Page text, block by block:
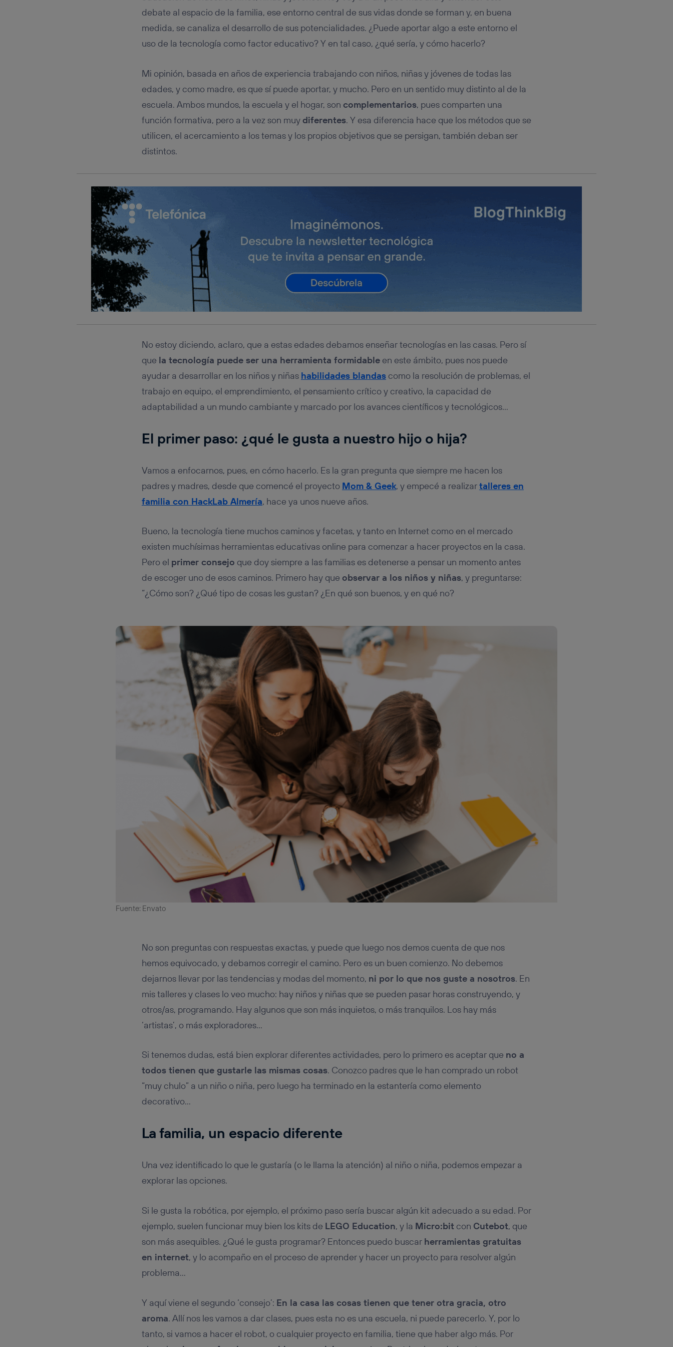
debate al espacio de la familia, ese entorno central de sus vidas donde se forman y, en buena
medida, se canaliza el desarrollo de sus potencialidades. ¿Puede aportar algo a este entorno el
uso de la tecnología como factor educativo? Y en tal caso, ¿qué sería, y cómo hacerlo?
Mi opinión, basada en años de experiencia trabajando con niños, niñas y jóvenes de todas las
edades, y como madre, es que sí puede aportar, y mucho. Pero en un sentido muy distinto al de la
escuela. Ambos mundos, la escuela y el hogar, son complementarios, pues comparten una
función formativa, pero a la vez son muydiferentes. Y esa diferencia hace que los métodos que se
utilicen, el acercamiento a los temas y los propios objetivos que se persigan, también deban ser
distintos.
No estoy diciendo, aclaro, que a estas edades debamos enseñar tecnologías en las casas. Pero sí
que la tecnología puede ser una herramienta formidableen este ámbito, pues nos puede
ayudar a desarrollar en los niños y niñas habilidades blandascomo la resolución de problemas, el
trabajo en equipo, el emprendimiento, el pensamiento crítico y creativo, la capacidad de
adaptabilidad a un mundo cambiante y marcado por los avances científicos y tecnológicos…
El primer paso: ¿qué le gusta a nuestro hijo o hija?
Vamos a enfocarnos, pues, en cómo hacerlo. Es la gran pregunta que siempre me hacen los
padres y madres, desde que comencé el proyecto Mom & Geek, y empecé a realizartalleres en
familia con HackLab Almería, hace ya unos nueve años.
Bueno, la tecnología tiene muchos caminos y facetas, y tanto en Internet como en el mercado
existen muchísimas herramientas educativas online para comenzar a hacer proyectos en la casa.
Pero el primer consejo que doy siempre a las familias es detenerse a pensar un momento antes
de escoger uno de esos caminos. Primero hay que observar a los niños y niñas, y preguntarse:
“¿Cómo son? ¿Qué tipo de cosas les gustan? ¿En qué son buenos, y en qué no?
Fuente: Envato
No son preguntas con respuestas exactas, y puede que luego nos demos cuenta de que nos
hemos equivocado, y debamos corregir el camino. Pero es un buen comienzo. No debemos
dejarnos llevar por las tendencias y modas del momento, ni por lo que nos guste a nosotros. En
mis talleres y clases lo veo mucho: hay niños y niñas que se pueden pasar horas construyendo, y
otros/as, programando. Hay algunos que son más inquietos, o más tranquilos. Los hay más
‘artistas’, o más exploradores…
Si tenemos dudas, está bien explorar diferentes actividades, pero lo primero es aceptar que no a
todos tienen que gustarle las mismas cosas. Conozco padres que le han comprado un robot
“muy chulo” a un niño o niña, pero luego ha terminado en la estantería como elemento
decorativo…
La familia, un espacio diferente
Una vez identificado lo que le gustaría (o le llama la atención) al niño o niña, podemos empezar a
explorar las opciones.
Si le gusta la robótica, por ejemplo, el próximo paso sería buscar algún kit adecuado a su edad. Por
ejemplo, suelen funcionar muy bien los kits de LEGO Education, y la Micro:bit con Cutebot, que
son más asequibles. ¿Qué le gusta programar? Entonces puedo buscar herramientas gratuitas
en internet, y lo acompaño en el proceso de aprender y hacer un proyecto para resolver algún
problema…
Y aquí viene el segundo ‘consejo’: En la casa las cosas tienen que tener otra gracia, otro
aroma. Allí nos les vamos a dar clases, pues esta no es una escuela, ni puede parecerlo. Y, por lo
tanto, si vamos a hacer el robot, o cualquier proyecto en familia, tiene que haber algo más. Por
conecte su dispositivo y consienta el uso de la tecnología recibirá el mismo identificador.
Si utilizas unaconexión de banda ancha (p. ej., Wi-Fi), el marketing o análisis se
realizará en función de las actividades de navegación de los miembros del hogar que
únicamente en la navegación del usuario del móvil.
Puedes gestionar los consentimientos Utiq seleccionando “Administrar Utiq” en la parte
inferior de esta página web o visitando el
portal de privacidad de Utiq (“consenthub”)
Para más información, consulta la política de privacidad de Utiq.